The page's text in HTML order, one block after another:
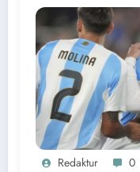
Redaktur 0